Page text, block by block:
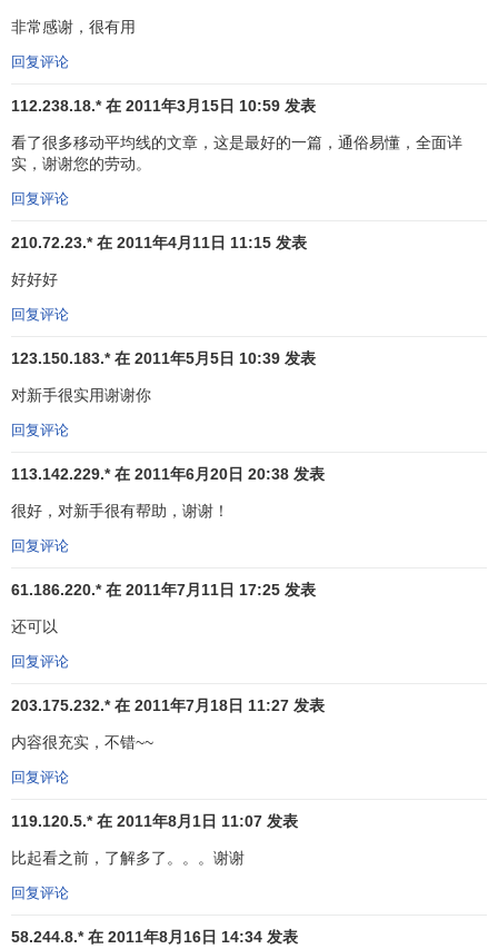
4、在下跌行情中，5日、10日、30日移动平均线自下而
上依次顺序排列，向右下方移动，称为
将大幅下跌。（见上图）
5、在上升行情中股价位于移动平均线之上，走多头排列
的均线可视为多方的防线；当股价回档至移动平均线附近，
上升，这就是移动平均线的助涨作用。
6、在下跌行情中，股价在移动平均线的下方，呈
均线附近时，便会遇到阻力，卖盘涌出，促使股价进一步下
非常感谢，很有用
回复评论
112.238.18.* 在 2011年3月15日 10:59 发表
看了很多移动平均线的文章，这是最好的一篇，通俗易懂，全面详
实，谢谢您的劳动。
回复评论
210.72.23.* 在 2011年4月11日 11:15 发表
好好好
回复评论
123.150.183.* 在 2011年5月5日 10:39 发表
对新手很实用谢谢你
回复评论
113.142.229.* 在 2011年6月20日 20:38 发表
很好，对新手很有帮助，谢谢！
回复评论
61.186.220.* 在 2011年7月11日 17:25 发表
还可以
回复评论
203.175.232.* 在 2011年7月18日 11:27 发表
内容很充实，不错~~
回复评论
119.120.5.* 在 2011年8月1日 11:07 发表
比起看之前，了解多了。。。谢谢
回复评论
58.244.8.* 在 2011年8月16日 14:34 发表